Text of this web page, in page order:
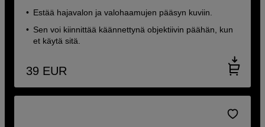
Estää hajavalon ja valohaamujen pääsyn kuviin.
Sen voi kiinnittää käännettynä objektiivin päähän, kun
et käytä sitä.
39 EUR